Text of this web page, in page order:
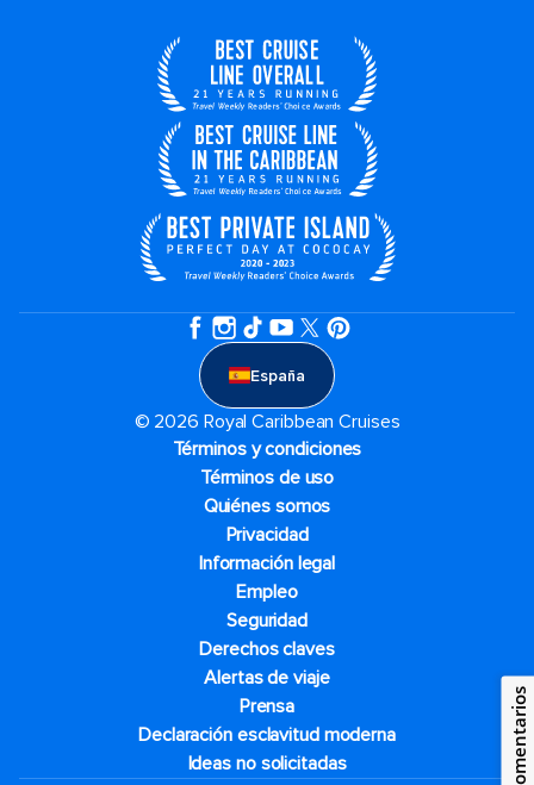
España
© 2026 Royal Caribbean Cruises
Términos y condiciones
Términos de uso
Quiénes somos
Privacidad
Información legal
Empleo
Seguridad
Derechos claves
Alertas de viaje
Prensa
Declaración esclavitud moderna
Ideas no solicitadas
Comentarios